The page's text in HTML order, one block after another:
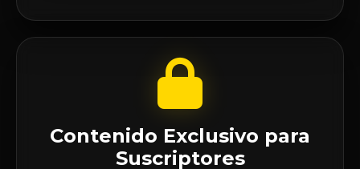
Contenido Exclusivo para
Suscriptores